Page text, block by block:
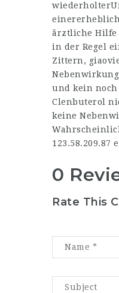
ärztliche Hilfe
in der Regel
Zittern,
und kein noch
Clenbuterol
keine
123.58.209.87
0
Rate This